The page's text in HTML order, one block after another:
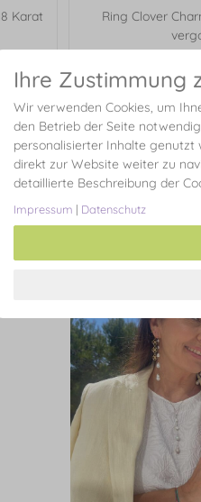
Karat
Ring Clover
Ihre Zustimmung
Wir verwenden Cookies, um
den Betrieb der Seite
personalisierter Inhalte genutzt
direkt zur Website weiter zu
detaillierte Beschreibung der
Impressum | Datenschutz